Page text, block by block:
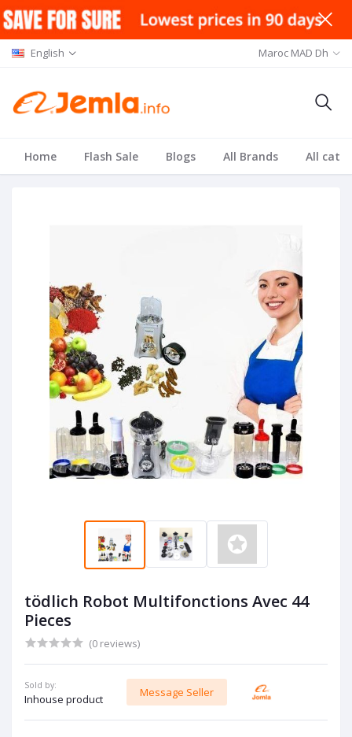
English Maroc MAD Dh
Home Flash Sale Blogs All Brands All
tödlich Robot Multifonctions Avec 44
Pieces
(0 reviews)
Sold by:
Inhouse product
Message Seller